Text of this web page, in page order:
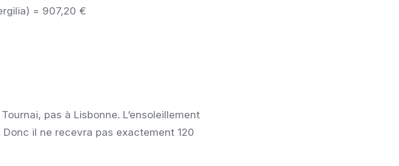
= 907,20 €
pas à Lisbonne. L’ensoleillement
il ne recevra pas exactement 120